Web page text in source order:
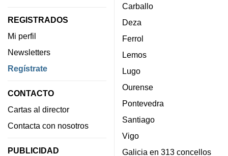
REGISTRADOS
Mi perfil
Newsletters
Regístrate
CONTACTO
Cartas al director
Contacta con nosotros
PUBLICIDAD
Carballo
Deza
Ferrol
Lemos
Lugo
Ourense
Pontevedra
Santiago
Vigo
Galicia en 313 concellos